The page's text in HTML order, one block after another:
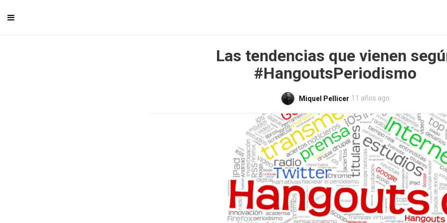
Las tendencias que vienen
#HangoutsPeriodismo
Miquel Pellicer 11 años ago